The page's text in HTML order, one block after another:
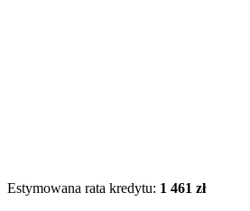
Estymowana rata kredytu: 1 461 zł